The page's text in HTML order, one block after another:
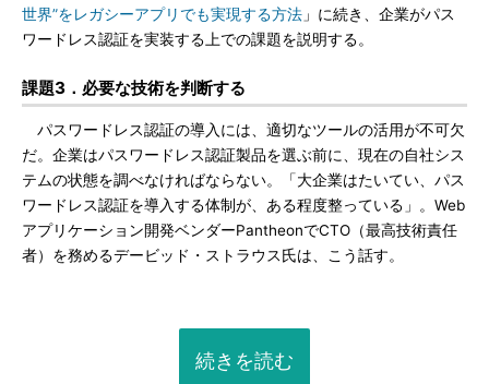
世界”をレガシーアプリでも実現する方法 」に続き、企業がパス
ワードレス認証を実装する上での課題を説明する。
課題3．必要な技術を判断する
パスワードレス認証の導入には、適切なツールの活用が不可欠
だ。企業はパスワードレス認証製品を選ぶ前に、現在の自社シス
テムの状態を調べなければならない。「大企業はたいてい、パス
ワードレス認証を導入する体制が、ある程度整っている」。Web
アプリケーション開発ベンダーPantheonでCTO（最高技術責任
者）を務めるデービッド・ストラウス氏は、こう話す。
続きを読む